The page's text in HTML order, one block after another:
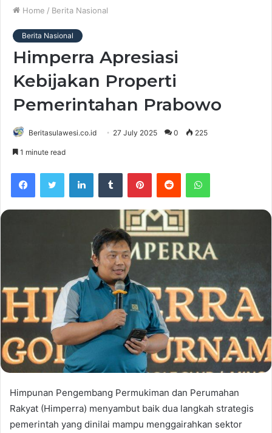
Home / Berita Nasional
Berita Nasional
Himperra Apresiasi
Kebijakan Properti
Pemerintahan Prabowo
Beritasulawesi.co.id 27 July 2025 0 225
1 minute read
Himpunan Pengembang Permukiman dan Perumahan
Rakyat (Himperra) menyambut baik dua langkah strategis
pemerintah yang dinilai mampu menggairahkan sektor